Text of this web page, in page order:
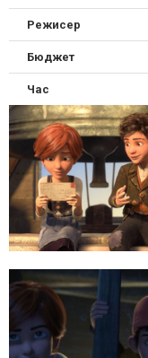
Режисер
Бюджет
Час